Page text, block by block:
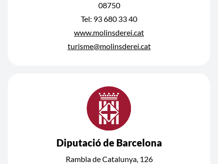
08750
Tel: 93 680 33 40
www.molinsderei.cat
turisme@molinsderei.cat
Diputació de Barcelona
Rambla de Catalunya, 126